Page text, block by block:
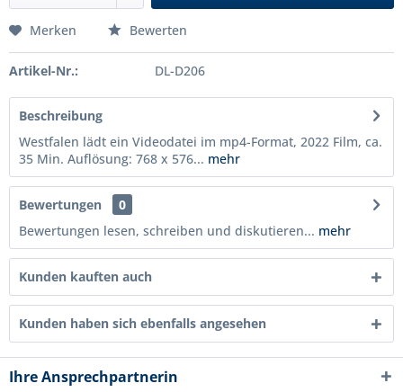
Merken Bewerten
Artikel-Nr.: DL-D206
Beschreibung
Westfalen lädt ein Videodatei im mp4-Format, 2022 Film, ca.
35 Min. Auflösung: 768 x 576... mehr
Bewertungen
0
Bewertungen lesen, schreiben und diskutieren... mehr
Kunden kauften auch
Kunden haben sich ebenfalls angesehen
Ihre Ansprechpartnerin